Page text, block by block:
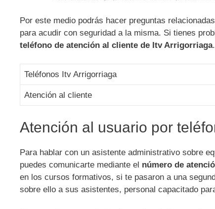
Por este medio podrás hacer preguntas
para acudir con seguridad a la misma. Si tienes
teléfono de atención al cliente de Itv Arrigorriaga.
Teléfonos Itv Arrigorriaga
Atención al cliente
Atención al usuario por
Para hablar con un asistente administrativo sobre
puedes comunicarte mediante el número de
en los cursos formativos, si te pasaron a una
sobre ello a sus asistentes, personal capacitado